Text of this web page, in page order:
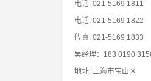
电话: 021-5169 1811
电话: 021-5169 1822
传真: 021-5169 1833
吴经理：183 0190
地址: 上海市宝山区